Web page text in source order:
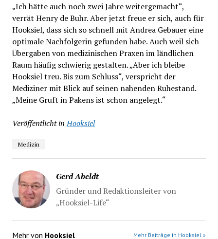
„Ich hätte auch noch zwei Jahre weitergemacht“,
verrät Henry de Buhr. Aber jetzt freue er sich, auch für
Hooksiel, dass sich so schnell mit Andrea Gebauer eine
optimale Nachfolgerin gefunden habe. Auch weil sich
Übergaben von medizinischen Praxen im ländlichen
Raum häufig schwierig gestalten. „Aber ich bleibe
Hooksiel treu. Bis zum Schluss“, verspricht der
Mediziner mit Blick auf seinen nahenden Ruhestand.
„Meine Gruft in Pakens ist schon angelegt.“
Veröffentlicht in Hooksiel
Medizin
Gerd Abeldt
Gründer und Redaktionsleiter von
„Hooksiel-Life“
Mehr von Hooksiel Mehr Beiträge in Hooksiel »